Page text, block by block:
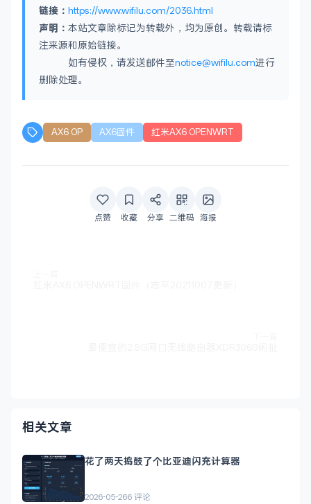
链接： https://www.wifilu.com/2036.html
声明： 本站文章除标记为转载外，均为原创。转载请标
注来源和原始链接。
如有侵权，请发送邮件至notice@wifilu.com进行
删除处理。
AX6 OP AX6固件 红米AX6 OPENWRT
点赞 收藏 分享 二维码 海报
相关文章
花了两天捣鼓了个比亚迪闪充计算器
2026-05-266 评论